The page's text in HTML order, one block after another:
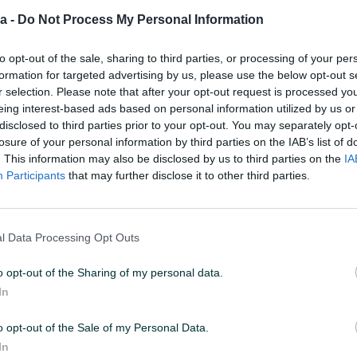
- Do Not Process My Personal Information
opt-out of the sale, sharing to third parties, or processing of your
for targeted advertising by us, please use the below opt-out
selection. Please note that after your opt-out request is processed
interest-based ads based on personal information utilized by us
to third parties prior to your opt-out. You may separately
of your personal information by third parties on the IAB’s list of
This information may also be disclosed by us to third parties on the
Participants that may further disclose it to other third parties.
Data Processing Opt Outs
opt-out of the Sharing of my personal data.
opt-out of the Sale of my Personal Data.
Tip proizvoda Kosilice
Vrsta oglasa Prodaja